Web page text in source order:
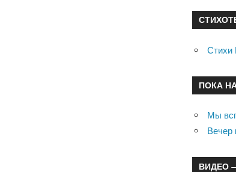
Стихи
ПОКА
Мы
Вечер
ВИДЕО